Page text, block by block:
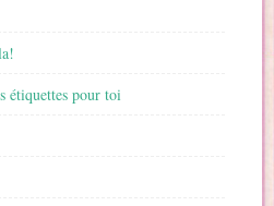
étiquettes pour toi